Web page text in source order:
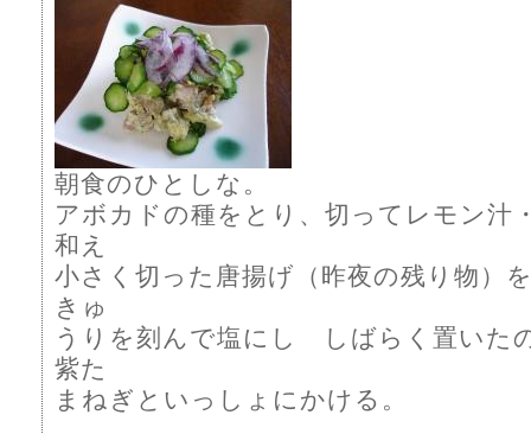
朝食のひとしな。
アボカドの種をとり、切ってレモン汁
和え
小さく切った唐揚げ（昨夜の残り物）
きゅ
うりを刻んで塩にし しばらく置いた
紫た
まねぎといっしょにかける。